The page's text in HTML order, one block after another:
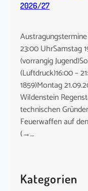
2026/27
23:00 UhrSamstag
(vorrangig
(Luftdruck)16:00 –
1859)Montag
Wildenstein
technischen
Feuerwaffen auf
(→…
Kategorien